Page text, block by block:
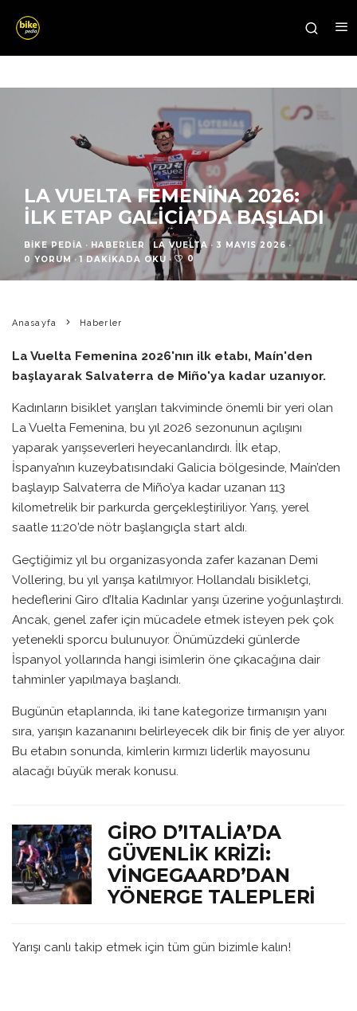
LA VUELTA FEMENINA 2026:
İLK ETAP GALICIA’DA BAŞLADI
BIKE PEDIA · HABERLER LA VUELTA · 3 MAYIS 2026 ·
0 YORUM · 1 DAKIKADA OKU · 0
Anasayfa Haberler
La Vuelta Femenina 2026'nın ilk etabı, Maín'den
başlayarak Salvaterra de Miño'ya kadar uzanıyor.
Kadınların bisiklet yarışları takviminde önemli bir yeri olan
La Vuelta Femenina, bu yıl 2026 sezonunun açılışını
yaparak yarışseverleri heyecanlandırdı. İlk etap,
İspanya’nın kuzeybatısındaki Galicia bölgesinde, Maín’den
başlayıp Salvaterra de Miño’ya kadar uzanan 113
kilometrelik bir parkurda gerçekleştiriliyor. Yarış, yerel
saatle 11:20’de nötr başlangıçla start aldı.
Geçtiğimiz yıl bu organizasyonda zafer kazanan Demi
Vollering, bu yıl yarışa katılmıyor. Hollandalı bisikletçi,
hedeflerini Giro d’Italia Kadınlar yarışı üzerine yoğunlaştırdı.
Ancak, genel zafer için mücadele etmek isteyen pek çok
yetenekli sporcu bulunuyor. Önümüzdeki günlerde
İspanyol yollarında hangi isimlerin öne çıkacağına dair
tahminler yapılmaya başlandı.
Bugünün etaplarında, iki tane kategorize tırmanışın yanı
sıra, yarışın kazananını belirleyecek dik bir finiş de yer alıyor.
Bu etabın sonunda, kimlerin kırmızı liderlik mayosunu
alacağı büyük merak konusu.
GIRO D’ITALIA’DA
GÜVENLIK KRIZI:
VINGEGAARD’DAN
YÖNERGE TALEPLERI
Yarışı canlı takip etmek için tüm gün bizimle kalın!